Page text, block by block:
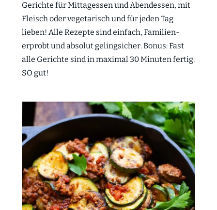
Gerichte für Mittagessen und Abendessen, mit
Fleisch oder vegetarisch und für jeden Tag
lieben! Alle Rezepte sind einfach, Familien-
erprobt und absolut gelingsicher. Bonus: Fast
alle Gerichte sind in maximal 30 Minuten fertig.
SO gut!